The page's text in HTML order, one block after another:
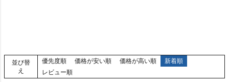
並び替
え
優先度順 価格が安い順 価格が高い順
新着順
レビュー順